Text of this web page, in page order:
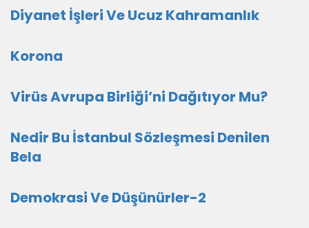
Diyanet İşleri Ve Ucuz Kahramanlık
Korona
Virüs Avrupa Birliği’ni Dağıtıyor Mu?
Nedir Bu İstanbul Sözleşmesi Denilen
Bela
Demokrasi Ve Düşünürler-2